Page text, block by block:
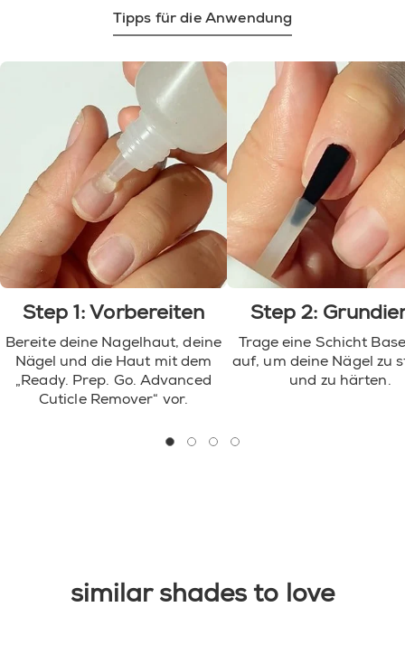
Tipps für die Anwendung
Step 1: Vorbereiten
Bereite deine Nagelhaut, deine
Nägel und die Haut mit dem
„Ready. Prep. Go. Advanced
Cuticle Remover“ vor.
Step 2:
Trage eine Schicht
auf, um deine Nägel zu
und zu härten.
go to 0go to 1go to 2go to 3
similar shades to love